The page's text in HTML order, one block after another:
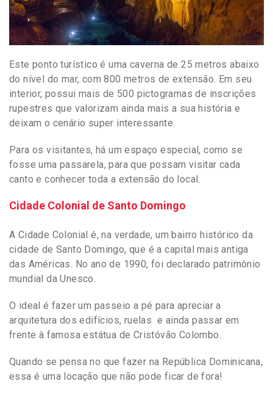
Este ponto turístico é uma caverna de 25 metros abaixo
do nível do mar, com 800 metros de extensão. Em seu
interior, possui mais de 500 pictogramas de inscrições
rupestres que valorizam ainda mais a sua história e
deixam o cenário super interessante.
Para os visitantes, há um espaço especial, como se
fosse uma passarela, para que possam visitar cada
canto e conhecer toda a extensão do local.
Cidade Colonial de Santo Domingo
A Cidade Colonial é, na verdade, um bairro histórico da
cidade de Santo Domingo, que é a capital mais antiga
das Américas. No ano de 1990, foi declarado patrimônio
mundial da Unesco.
O ideal é fazer um passeio a pé para apreciar a
arquitetura dos edifícios, ruelas e ainda passar em
frente à famosa estátua de Cristóvão Colombo.
Quando se pensa no que fazer na República Dominicana,
essa é uma locação que não pode ficar de fora!